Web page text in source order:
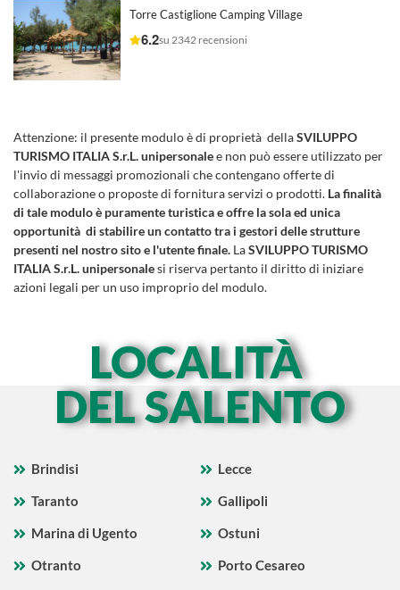
Torre Castiglione Camping Village
6.2su 2342 recensioni
Attenzione: il presente modulo è di proprietà dellaSVILUPPO
TURISMO ITALIA S.r.L. unipersonalee non può essere utilizzato per
l'invio di messaggi promozionali che contengano offerte di
collaborazione o proposte di fornitura servizi o prodotti. La finalità
di tale modulo è puramente turistica e offre la sola ed unica
opportunità di stabilire un contatto tra i gestori delle strutture
presenti nel nostro sito e l'utente finale. LaSVILUPPO TURISMO
ITALIA S.r.L. unipersonalesi riserva pertanto il diritto di iniziare
azioni legali per un uso improprio del modulo.
LOCALITÀ
DEL SALENTO
Brindisi
Lecce
Taranto
Gallipoli
Marina di Ugento
Ostuni
Otranto
Porto Cesareo